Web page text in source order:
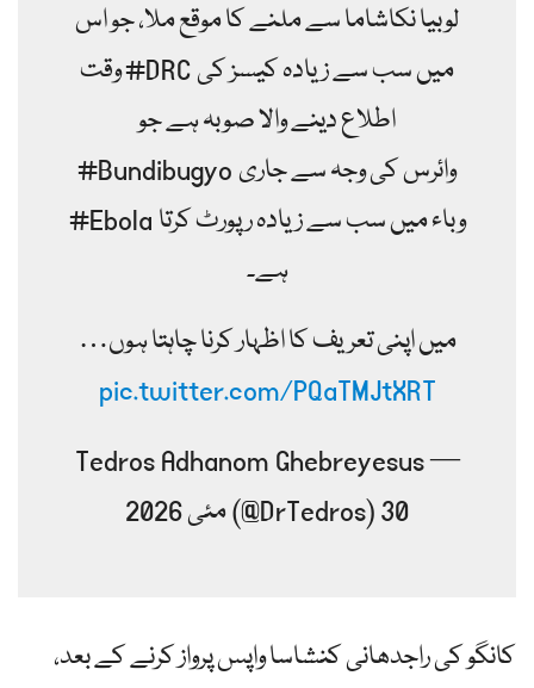
لوبیا نکاشاما سے ملنے کا موقع ملا، جو اس
وقت #DRC میں سب سے زیادہ کیسز کی
اطلاع دینے والا صوبہ ہے جو
#Bundibugyo وائرس کی وجہ سے جاری
#Ebola وباء میں سب سے زیادہ رپورٹ کرتا
ہے۔
میں اپنی تعریف کا اظہار کرنا چاہتا ہوں…
pic.twitter.com/PQaTMJtXRT
— Tedros Adhanom Ghebreyesus
(@DrTedros) 30 مئی 2026
کانگو کی راجدھانی کنشاسا واپس پرواز کرنے کے بعد،